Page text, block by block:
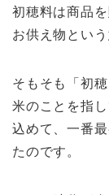
初穂料は商品
お供え物とい
そもそも「初
米のことを指
込めて、一番
たのです。